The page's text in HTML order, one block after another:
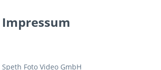
Impressum
Speth Foto Video GmbH